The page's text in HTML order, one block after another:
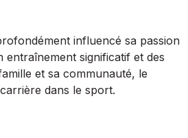
influencé sa passion
significatif et des
et sa communauté, le
dans le sport.